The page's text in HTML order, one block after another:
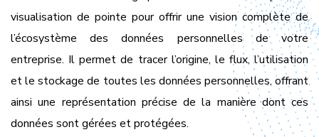
visualisation de pointe pour offrir une vision complète de
l’écosystème des données personnelles de votre
entreprise. Il permet de tracer l’origine, le flux, l’utilisation
et le stockage de toutes les données personnelles, offrant
ainsi une représentation précise de la manière dont ces
données sont gérées et protégées.